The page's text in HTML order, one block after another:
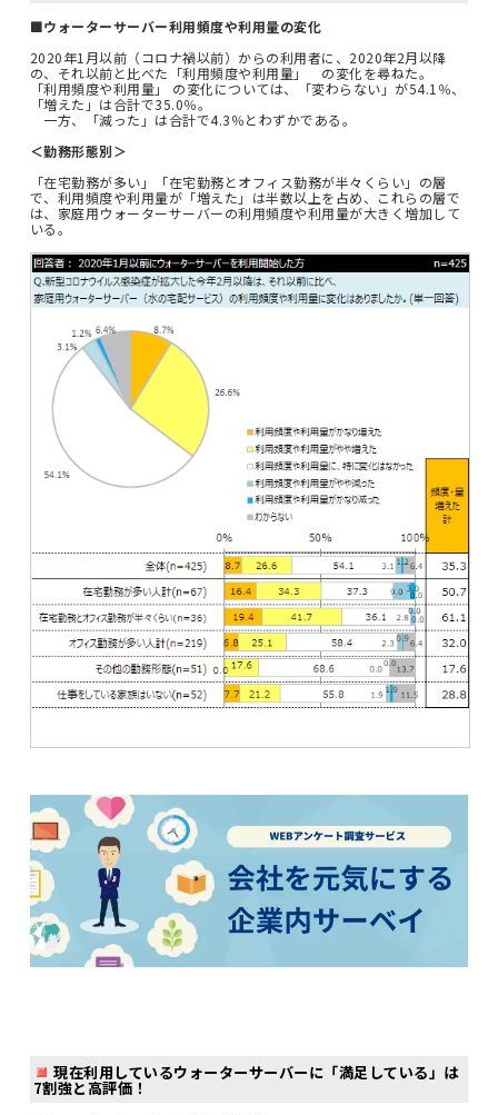
■ウォーターサーバー利用頻度や利用量の変化
2020年1月以前（コロナ禍以前）からの利用者に、2020年2月以降
の、それ以前と比べた「利用頻度や利用量」 の変化を尋ねた。
「利用頻度や利用量」 の変化については、「変わらない」が54.1％、
「増えた」は合計で35.0％。
一方、「減った」は合計で4.3％とわずかである。
＜勤務形態別＞
「在宅勤務が多い」「在宅勤務とオフィス勤務が半々くらい」の層
で、利用頻度や利用量が「増えた」は半数以上を占め、これらの層で
は、家庭用ウォーターサーバーの利用頻度や利用量が大きく増加して
いる。
現在利用しているウォーターサーバーに「満足している」は
7割強と高評価！